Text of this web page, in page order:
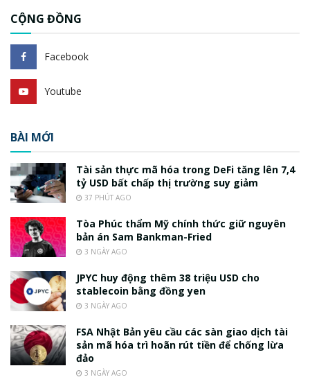
CỘNG ĐỒNG
Facebook
Youtube
BÀI MỚI
Tài sản thực mã hóa trong DeFi tăng lên 7,4
tỷ USD bất chấp thị trường suy giảm
37 PHÚT AGO
Tòa Phúc thẩm Mỹ chính thức giữ nguyên
bản án Sam Bankman-Fried
3 NGÀY AGO
JPYC huy động thêm 38 triệu USD cho
stablecoin bằng đồng yen
3 NGÀY AGO
FSA Nhật Bản yêu cầu các sàn giao dịch tài
sản mã hóa trì hoãn rút tiền để chống lừa
đảo
3 NGÀY AGO